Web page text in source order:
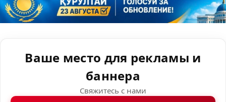
Ваше место для рекламы и
баннера
Свяжитесь с нами